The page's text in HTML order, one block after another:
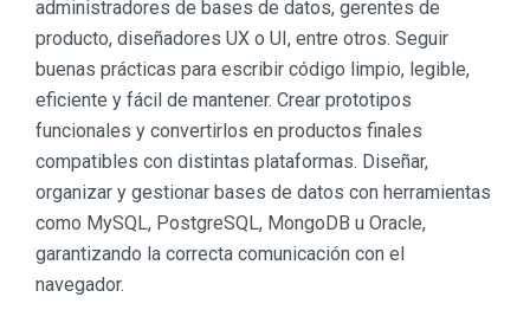
administradores de bases de datos, gerentes de
producto, diseñadores UX o UI, entre otros. Seguir
buenas prácticas para escribir código limpio, legible,
eficiente y fácil de mantener. Crear prototipos
funcionales y convertirlos en productos finales
compatibles con distintas plataformas. Diseñar,
organizar y gestionar bases de datos con herramientas
como MySQL, PostgreSQL, MongoDB u Oracle,
garantizando la correcta comunicación con el
navegador.